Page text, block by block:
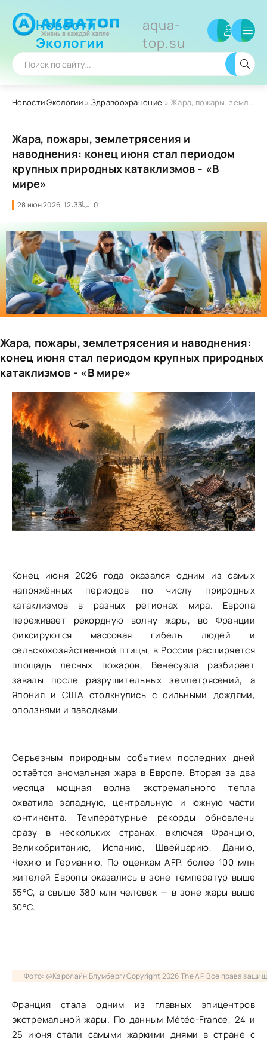
Новости
Экологии
aqua-
top.su
Новости Экологии» Здравоохранение » Жара, пожары, землетрясения и наводнения: конец июня стал периодом крупных природных катаклизмов - «В мире»
Жара, пожары, землетрясения и
наводнения: конец июня стал периодом
крупных природных катаклизмов - «В
мире»
28 июн 2026, 12:33 0
Жара, пожары, землетрясения и наводнения:
конец июня стал периодом крупных природных
катаклизмов - «В мире»
Конец июня 2026 года оказался одним из самых
напряжённых периодов по числу природных
катаклизмов в разных регионах мира. Европа
переживает рекордную волну жары, во Франции
фиксируются массовая гибель людей и
сельскохозяйственной птицы, в России расширяется
площадь лесных пожаров, Венесуэла разбирает
завалы после разрушительных землетрясений, а
Япония и США столкнулись с сильными дождями,
оползнями и паводками.
Серьезным природным событием последних дней
остаётся аномальная жара в Европе. Вторая за два
месяца мощная волна экстремального тепла
охватила западную, центральную и южную части
континента. Температурные рекорды обновлены
сразу в нескольких странах, включая Францию,
Великобританию, Испанию, Швейцарию, Данию,
Чехию и Германию. По оценкам AFP, более 100 млн
жителей Европы оказались в зоне температур выше
35°C, а свыше 380 млн человек — в зоне жары выше
30°C.
Фото: @Кэролайн Блумберг/Copyright 2026 The AP. Все права
Франция стала одним из главных эпицентров
экстремальной жары. По данным Météo-France, 24 и
25 июня стали самыми жаркими днями в стране с